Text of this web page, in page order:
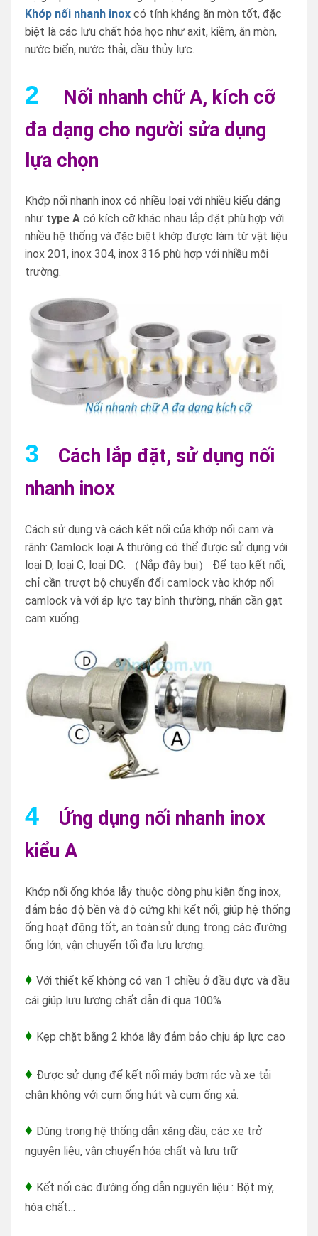
Khớp nối nhanh inox có tính kháng ăn mòn tốt, đặc
biệt là các lưu chất hóa học như axit, kiềm, ăn mòn,
nước biển, nước thải, dầu thủy lực.
2
Nối nhanh chữ A, kích cỡ
đa dạng cho người sửa dụng
lựa chọn
Khớp nối nhanh inox có nhiều loại với nhiều kiểu dáng
như type A có kích cỡ khác nhau lắp đặt phù hợp với
nhiều hệ thống và đặc biệt khớp được làm từ vật liệu
inox 201, inox 304, inox 316 phù hợp với nhiều môi
trường.
3
Cách lắp đặt, sử dụng nối
nhanh inox
Cách sử dụng và cách kết nối của khớp nối cam và
rãnh: Camlock loại A thường có thể được sử dụng với
loại D, loại C, loại DC. （Nắp đậy bụi） Để tạo kết nối,
chỉ cần trượt bộ chuyển đổi camlock vào khớp nối
camlock và với áp lực tay bình thường, nhấn cần gạt
cam xuống.
4
Ứng dụng nối nhanh inox
kiểu A
Khớp nối ống khóa lẫy thuộc dòng phụ kiện ống inox,
đảm bảo độ bền và độ cứng khi kết nối, giúp hệ thống
ống hoạt động tốt, an toàn.sử dụng trong các đường
ống lớn, vận chuyển tối đa lưu lượng.
♦ Với thiết kế không có van 1 chiều ở đầu đực và đầu
cái giúp lưu lượng chất dẫn đi qua 100%
♦ Kẹp chặt bằng 2 khóa lẫy đảm bảo chịu áp lực cao
♦ Được sử dụng để kết nối máy bơm rác và xe tải
chân không với cụm ống hút và cụm ống xả.
♦ Dùng trong hệ thống dẫn xăng dầu, các xe trở
nguyên liệu, vận chuyển hóa chất và lưu trữ
♦ Kết nối các đường ống dẫn nguyên liệu : Bột mỳ,
hóa chất…